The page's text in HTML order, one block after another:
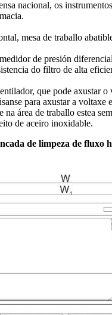
nacional, os
mesa de traballo
de presión
do filtro de alta
que pode axustar o
para axustar a voltaxe
na área de traballo estea
de aceiro inoxidable.
de limpeza de fluxo